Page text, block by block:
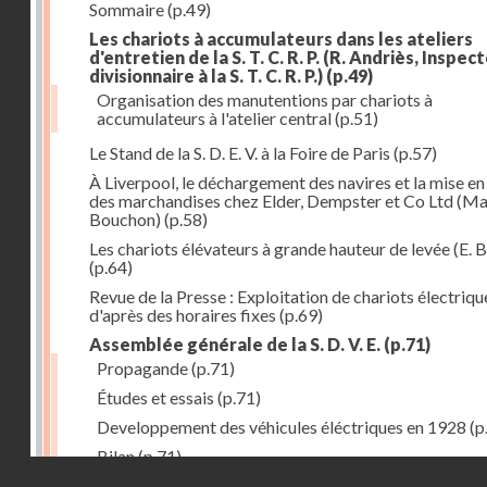
Sommaire(p.49)
Les chariots à accumulateurs dans les ateliers
d'entretien de la S. T. C. R. P. (R. Andriès,
divisionnaire à la S. T. C. R. P.) (p.49)
Organisation des manutentions par chariots à
accumulateurs à l'atelier central(p.51)
Le Stand de la S. D. E. V. à la Foire de Paris (p.57)
À Liverpool, le déchargement des navires et la mise
des marchandises chez Elder, Dempster et Co Ltd
Bouchon) (p.58)
Les chariots élévateurs à grande hauteur de levée (E.
(p.64)
Revue de la Presse : Exploitation de chariots
d'après des horaires fixes (p.69)
Assemblée générale de la S. D. V. E. (p.71)
Propagande(p.71)
Études et essais (p.71)
Developpement des véhicules éléctriques en 1928
Bilan(p.71)